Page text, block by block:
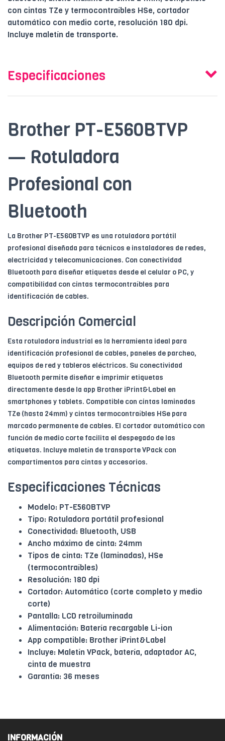
con cintas TZe y termocontraíbles HSe, cortador
automático con medio corte, resolución 180 dpi.
Incluye maletín de transporte.
Especificaciones
Brother PT-E560BTVP
— Rotuladora
Profesional con
Bluetooth
La Brother PT-E560BTVP es una rotuladora portátil
profesional diseñada para técnicos e instaladores de redes,
electricidad y telecomunicaciones. Con conectividad
Bluetooth para diseñar etiquetas desde el celular o PC, y
compatibilidad con cintas termocontraíbles para
identificación de cables.
Descripción Comercial
Esta rotuladora industrial es la herramienta ideal para
identificación profesional de cables, paneles de parcheo,
equipos de red y tableros eléctricos. Su conectividad
Bluetooth permite diseñar e imprimir etiquetas
directamente desde la app Brother iPrint&Label en
smartphones y tablets. Compatible con cintas laminadas
TZe (hasta 24mm) y cintas termocontraíbles HSe para
marcado permanente de cables. El cortador automático con
función de medio corte facilita el despegado de las
etiquetas. Incluye maletín de transporte VPack con
compartimentos para cintas y accesorios.
Especificaciones Técnicas
Modelo: PT-E560BTVP
Tipo: Rotuladora portátil profesional
Conectividad: Bluetooth, USB
Ancho máximo de cinta: 24mm
Tipos de cinta: TZe (laminadas), HSe
(termocontraíbles)
Resolución: 180 dpi
Cortador: Automático (corte completo y medio
corte)
Pantalla: LCD retroiluminada
Alimentación: Batería recargable Li-ion
App compatible: Brother iPrint&Label
Incluye: Maletín VPack, batería, adaptador AC,
cinta de muestra
Garantía: 36 meses
INFORMACIÓN